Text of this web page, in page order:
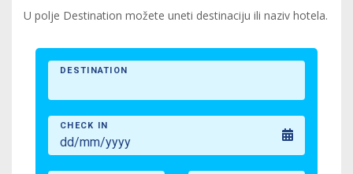
U polje Destination možete uneti destinaciju ili naziv hotela.